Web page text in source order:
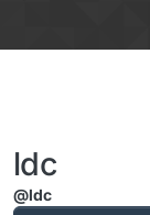
ldc
@ldc